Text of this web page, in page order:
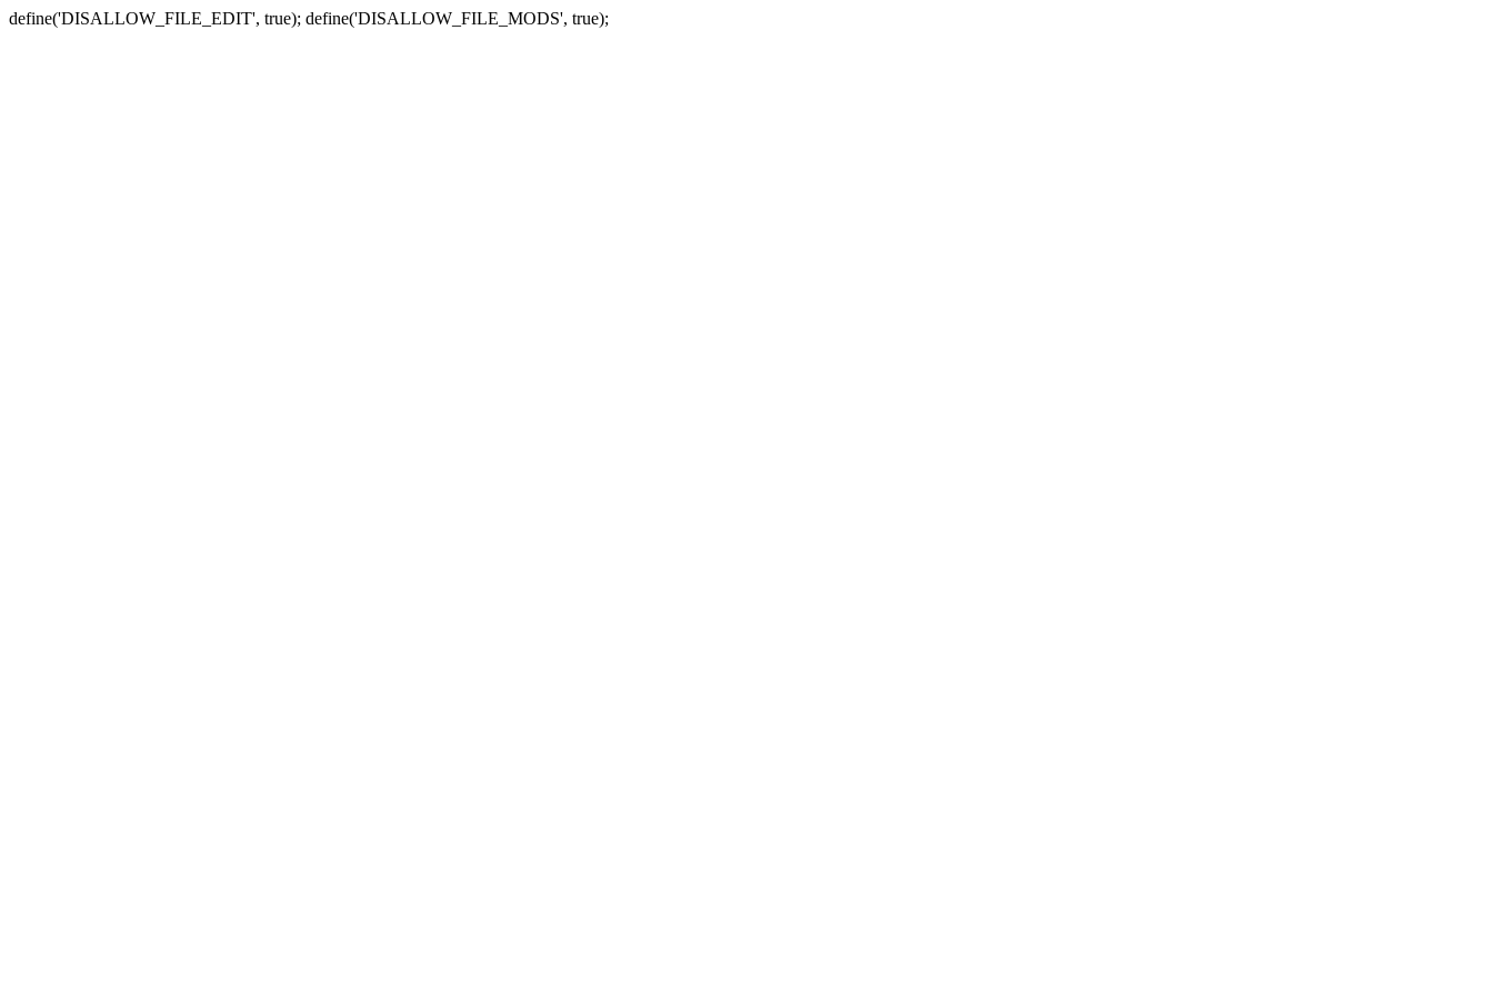
define('DISALLOW_FILE_EDIT', true); define('DISALLOW_FILE_MODS', true);